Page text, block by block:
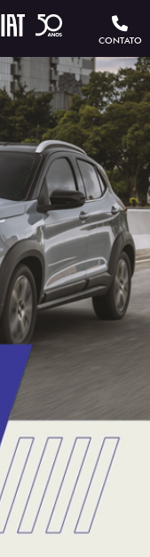
CONTATO